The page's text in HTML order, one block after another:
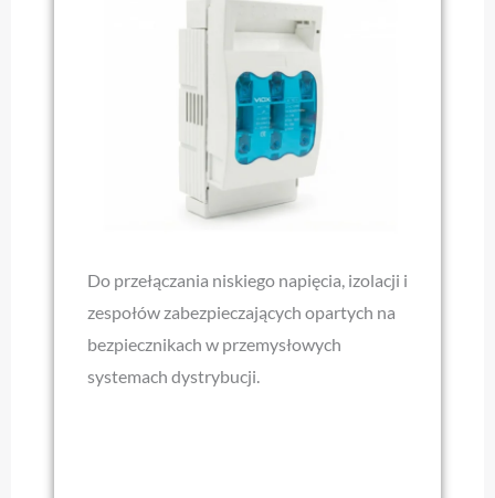
Do przełączania niskiego napięcia, izolacji i
zespołów zabezpieczających opartych na
bezpiecznikach w przemysłowych
systemach dystrybucji.